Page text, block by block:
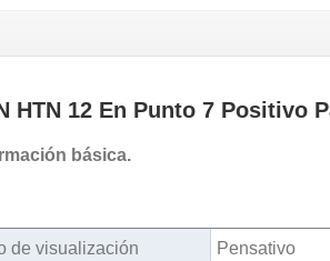
HTN 12 En Punto 7 Positivo
básica.
de visualización Pensativo